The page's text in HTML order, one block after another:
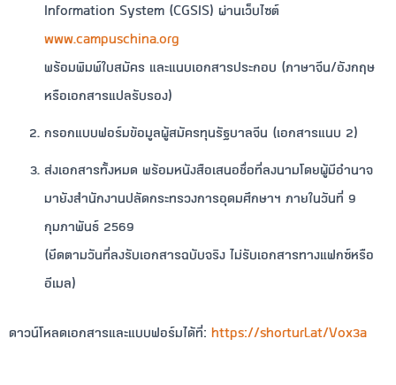
Information System (CGSIS) ผ่านเว็บไซต์
www.campuschina.org
พร้อมพิมพ์ใบสมัคร และแนบเอกสารประกอบ (ภาษาจีน/อังกฤษ
หรือเอกสารแปลรับรอง)
กรอกแบบฟอร์มข้อมูลผู้สมัครทุนรัฐบาลจีน (เอกสารแนบ 2)
ส่งเอกสารทั้งหมด พร้อมหนังสือเสนอชื่อที่ลงนามโดยผู้มีอำนาจ
มายังสำนักงานปลัดกระทรวงการอุดมศึกษาฯ ภายในวันที่ 9
กุมภาพันธ์ 2569
(ยึดตามวันที่ลงรับเอกสารฉบับจริง ไม่รับเอกสารทางแฟกซ์หรือ
อีเมล)
ดาวน์โหลดเอกสารและแบบฟอร์มได้ที่: https://shorturl.at/Vox3a